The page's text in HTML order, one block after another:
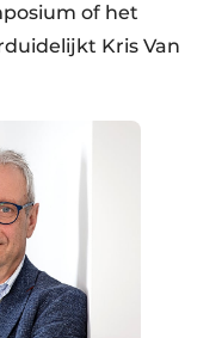
of het
Kris Van